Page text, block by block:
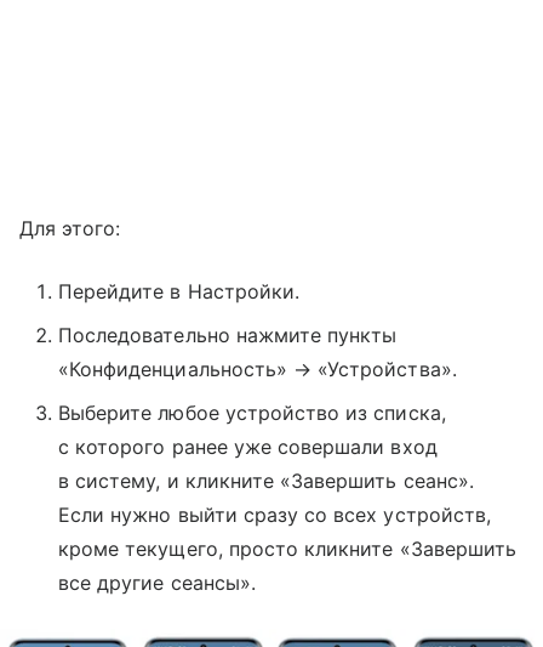
Для этого:
Перейдите в Настройки.
Последовательно нажмите пункты
«Конфиденциальность» → «Устройства».
Выберите любое устройство из списка,
с которого ранее уже совершали вход
в систему, и кликните «Завершить сеанс».
Если нужно выйти сразу со всех устройств,
кроме текущего, просто кликните «Завершить
все другие сеансы».